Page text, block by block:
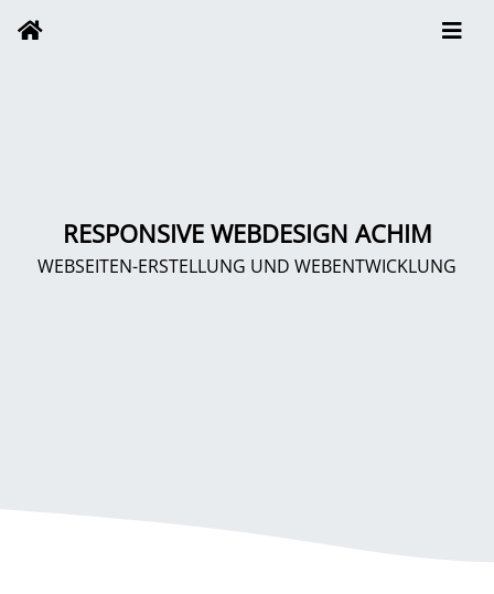
RESPONSIVE WEBDESIGN ACHIM
WEBSEITEN-ERSTELLUNG UND WEBENTWICKLUNG